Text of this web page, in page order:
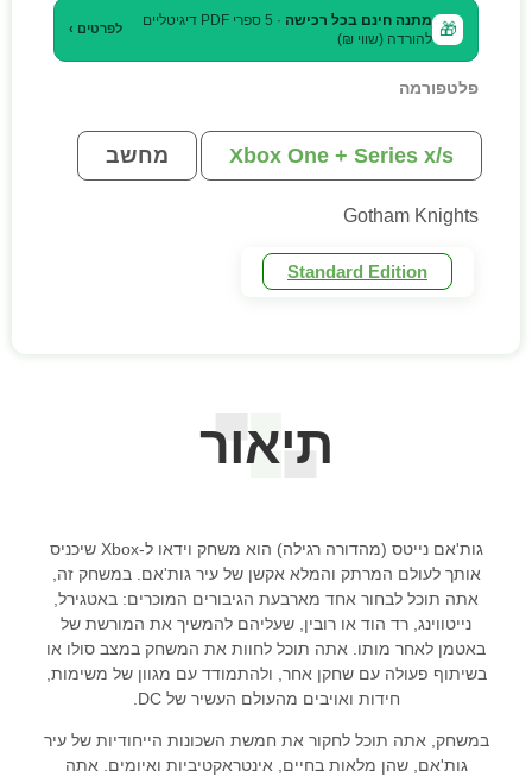
🎁 מתנה חינם בכל רכישה
· 5 ספרי PDF דיגיטליים
להורדה (שווי ₪)
לפרטים ›
פלטפורמה
Xbox One + Series x/s מחשב
Gotham Knights
Standard Edition
תיאור
גות'אם נייטס (מהדורה רגילה) הוא משחק וידאו ל-Xbox שיכניס
אותך לעולם המרתק והמלא אקשן של עיר גות'אם. במשחק זה,
אתה תוכל לבחור אחד מארבעת הגיבורים המוכרים: באטגירל,
נייטווינג, רד הוד או רובין, שעליהם להמשיך את המורשת של
באטמן לאחר מותו. אתה תוכל לחוות את המשחק במצב סולו או
בשיתוף פעולה עם שחקן אחר, ולהתמודד עם מגוון של משימות,
חידות ואויבים מהעולם העשיר של DC.
במשחק, אתה תוכל לחקור את חמשת השכונות הייחודיות של עיר
גות'אם, שהן מלאות בחיים, אינטראקטיביות ואיומים. אתה